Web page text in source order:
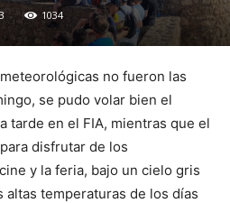
1034
no fueron las
se pudo volar bien el
tarde en el FIA, mientras que el
disfrutar de los
y la feria, bajo un cielo gris
altas temperaturas de los días